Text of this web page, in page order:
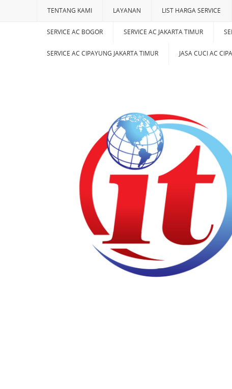
TENTANG KAMI LAYANAN LIST HARGA SERVICE
SERVICE AC BOGOR SERVICE AC JAKARTA TIMUR
SERVICE AC CIPAYUNG JAKARTA TIMUR JASA CUCI AC